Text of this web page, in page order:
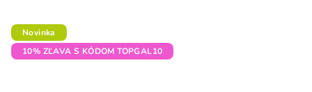
Novinka
10% ZĽAVA S KÓDOM TOPGAL10